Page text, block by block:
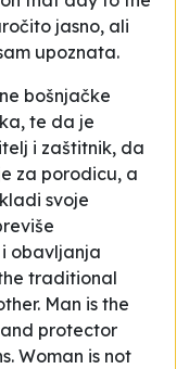
jasno, ali
upoznata.
bošnjačke
, te da je
i zaštitnik, da
za porodicu, a
svoje
obavljanja
traditional
Man is the
protector
Woman is not